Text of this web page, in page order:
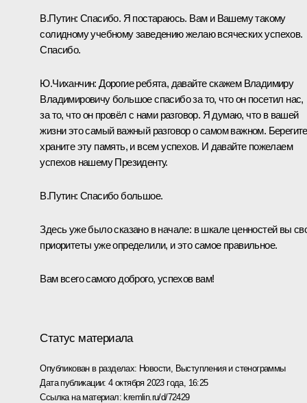
В.Путин: Спасибо. Я постараюсь. Вам и Вашему такому
солидному учебному заведению желаю всяческих успехов.
Спасибо.
Ю.Чиханчин: Дорогие ребята, давайте скажем Владимиру
Владимировичу большое спасибо за то, что он посетил нас,
за то, что он провёл с нами разговор. Я думаю, что в вашей
жизни это самый важный разговор о самом важном.
храните эту память, и всем успехов. И давайте пожелаем
успехов нашему Президенту.
В.Путин: Спасибо большое.
Здесь уже было сказано в начале: в шкале ценностей вы
приоритеты уже определили, и это самое правильное.
Вам всего самого доброго, успехов вам!
Статус материала
Опубликован в разделах: Новости, Выступления и стенограммы
Дата публикации:4 октября 2023 года, 16:25
Ссылка на материал: kremlin.ru/d/72429